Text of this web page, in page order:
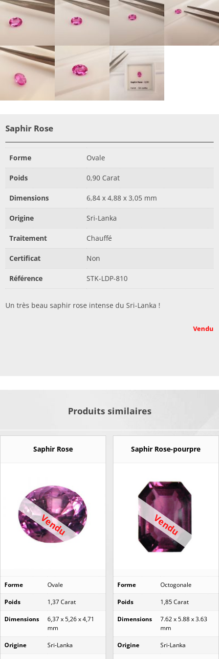
Saphir Rose
Forme Ovale
Poids 0,90 Carat
Dimensions 6,84 x 4,88 x 3,05 mm
Origine Sri-Lanka
Traitement Chauffé
Certificat Non
Référence STK-LDP-810
Un très beau saphir rose intense du Sri-Lanka !
Vendu
Produits similaires
Saphir Rose
Vendu
Forme Ovale
Poids 1,37 Carat
Dimensions
6,37 x 5,26 x 4,71
mm
Origine Sri-Lanka
Saphir Rose-pourpre
Vendu
Forme Octogonale
Poids 1,85 Carat
Dimensions
7.62 x 5.88 x 3.63
mm
Origine Sri-Lanka